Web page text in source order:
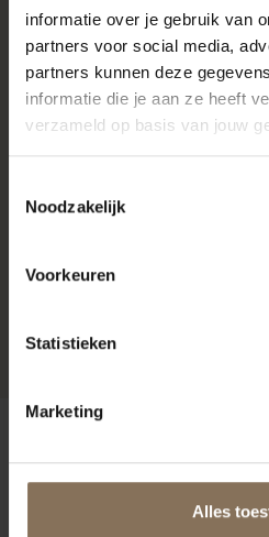
informatie over je gebruik van
partners voor social media,
partners kunnen deze
informatie die je aan ze heeft
verzameld op basis van jouw
Noodzakelijk
Voorkeuren
Statistieken
Marketing
Alles
ELON WERKSTOEL
VANAF